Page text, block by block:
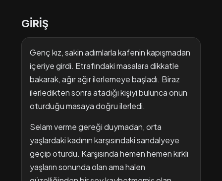
GİRİŞ
Genç kız, sakin adımlarla kafenin kapışmadan
içeriye girdi. Etrafındaki masalara dikkatle
bakarak, ağır ağır ilerlemeye başladı. Biraz
ilerledikten sonra atadığı kişiyi bulunca onun
oturduğu masaya doğru ilerledi.
Selam verme gereği duymadan, orta
yaşlardaki kadının karşısındaki sandalyeye
geçip oturdu. Karşısında hemen hemen kırklı
yaşların sonunda olan ama halen